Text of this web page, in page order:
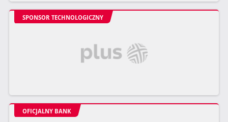
SPONSOR TECHNOLOGICZNY
OFICJALNY BANK